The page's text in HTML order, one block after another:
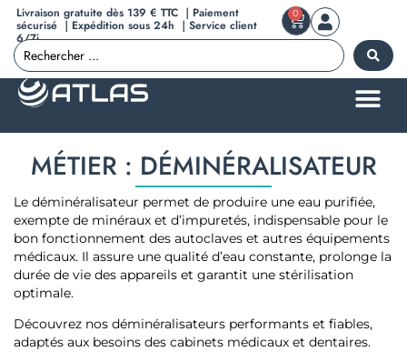
Livraison gratuite dès 139 € TTC ｜Paiement
sécurisé ｜Expédition sous 24h ｜Service client
6/7j
0
MÉTIER : DÉMINÉRALISATEUR
Le déminéralisateur permet de produire une eau purifiée,
exempte de minéraux et d’impuretés, indispensable pour le
bon fonctionnement des autoclaves et autres équipements
médicaux. Il assure une qualité d’eau constante, prolonge la
durée de vie des appareils et garantit une stérilisation
optimale.
Découvrez nos déminéralisateurs performants et fiables,
adaptés aux besoins des cabinets médicaux et dentaires.